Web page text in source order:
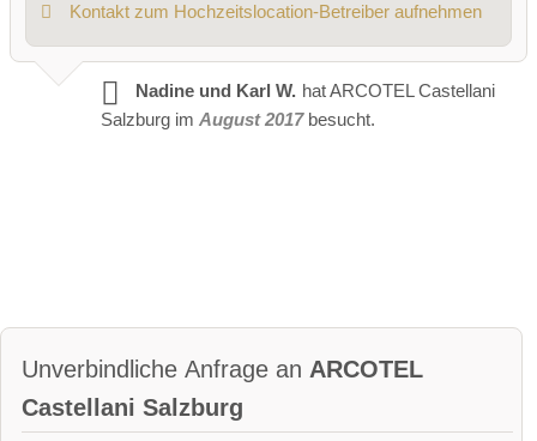
Kontakt zum Hochzeitslocation-Betreiber aufnehmen
Nadine und Karl W. hat ARCOTEL Castellani
Salzburg im August 2017 besucht.
Unverbindliche Anfrage an ARCOTEL
Castellani Salzburg